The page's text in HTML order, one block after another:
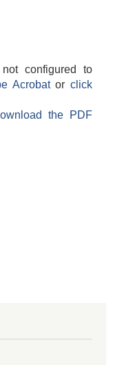
configured to
Acrobatorclick
the PDF